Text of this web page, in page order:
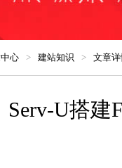
心 > 建站知识 > 文章
Serv-U搭建